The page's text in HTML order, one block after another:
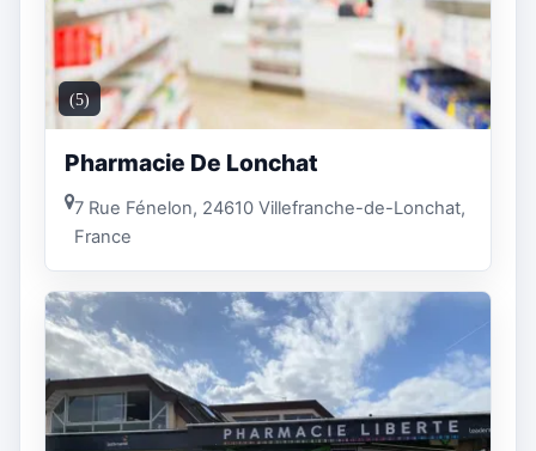
(5)
Pharmacie De Lonchat
7 Rue Fénelon, 24610 Villefranche-de-Lonchat,
France